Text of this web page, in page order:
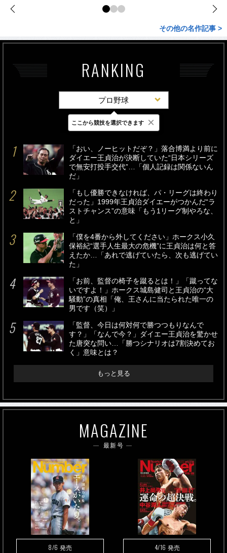
その他の名作記事 >
RANKING
プロ野球
最新 24時間 週間
「おい、ノーヒットだぞ？」落合博満より前に
ダイエー王貞治が決断していた“日本シリーズ
で無安打投手交代”…「個人記録は関係ないん
だ」
「もし優勝できなければ、パ・リーグは終わり
だった」1999年王貞治ダイエーがつかんだ“ラ
ストチャンス”の意味「もう1リーグ制やろな、
と」
「僕を4番から外してください」ホークス小久
保裕紀“選手人生最大の危機”に王貞治は何と答
えたか…「あれで逃げていたら、次も逃げてい
た」
「お前、監督の椅子を蹴るとは！」「蹴ってな
いですよ！」ホークス城島健司と王貞治の“大
騒動”の真相「俺、王さんに当たられた唯一の
男です（笑）」
「監督、今日は何対何で勝つつもりなんで
す？」「なんで今？」ダイエー王貞治を驚かせ
た唐突な問い…「勝つシナリオは7割決めてお
く」意味とは？
もっと見る
MAGAZINE
最新号
8/6 発売 4/16 発売
ここから競技を選択できます ×